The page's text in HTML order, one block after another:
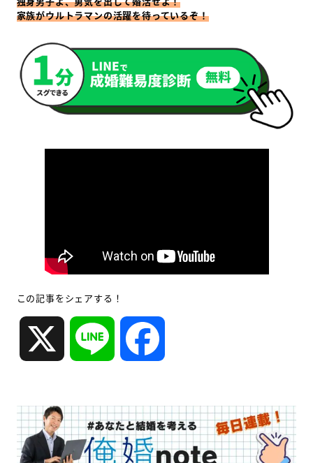
家族がウルトラマンの活躍を待っているぞ！
この記事をシェアする！
n c